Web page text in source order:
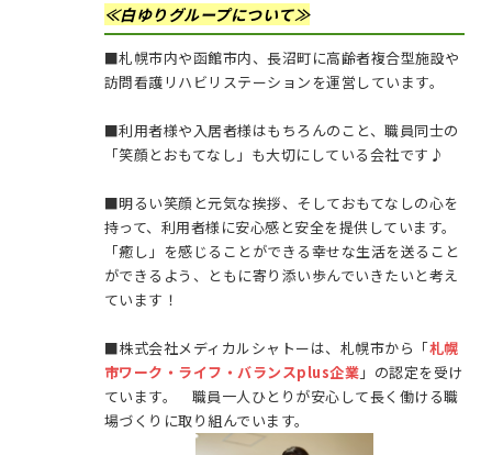
≪白ゆりグループについて≫
■札幌市内や函館市内、長沼町に高齢者複合型施設や
訪問看護リハビリステーションを運営しています。
■利用者様や入居者様はもちろんのこと、職員同士の
「笑顔とおもてなし」も大切にしている会社です♪
■明るい笑顔と元気な挨拶、そしておもてなしの心を
持って、利用者様に安心感と安全を提供しています。
「癒し」を感じることができる幸せな生活を送ること
ができるよう、ともに寄り添い歩んでいきたいと考え
ています！
■株式会社メディカルシャトーは、札幌市から「札幌
市ワーク・ライフ・バランスplus企業 」の認定を受け
ています。
職員一人ひとりが安心して長く働ける職
場づくりに取り組んでいます。